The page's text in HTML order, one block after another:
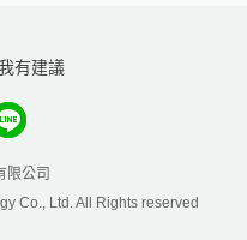
有建議
限公司
Co., Ltd. All Rights reserved